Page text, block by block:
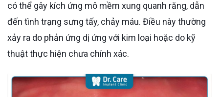
có thể gây kích ứng mô mềm xung quanh răng, dẫn
đến tình trạng sưng tấy, chảy máu. Điều này thường
xảy ra do phản ứng dị ứng với kim loại hoặc do kỹ
thuật thực hiện chưa chính xác.